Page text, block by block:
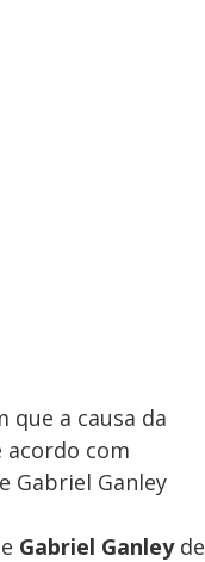
que a causa da
acordo com
Gabriel Ganley
Gabriel Ganleyde